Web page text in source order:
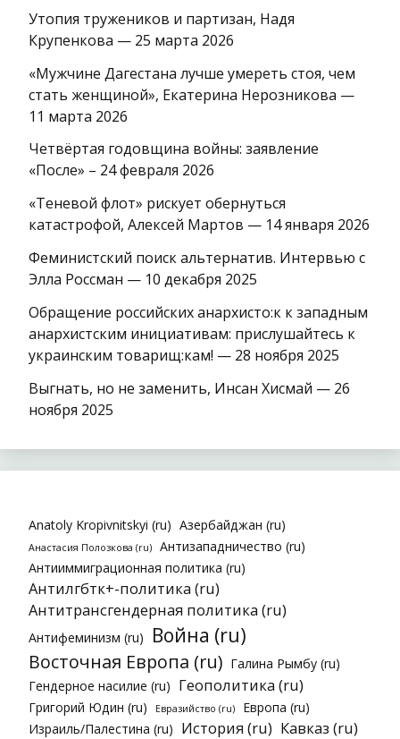
Утопия тружеников и партизан, Надя
Крупенкова — 25 марта 2026
«Мужчине Дагестана лучше умереть стоя, чем
стать женщиной», Екатерина Нерозникова —
11 марта 2026
Четвёртая годовщина войны: заявление
«После» – 24 февраля 2026
«Теневой флот» рискует обернуться
катастрофой, Алексей Мартов — 14 января 2026
Феминистский поиск альтернатив. Интервью с
Элла Россман — 10 декабря 2025
Обращение российских анархисто:к к западным
анархистским инициативам: прислушайтесь к
украинским товарищ:кам! — 28 ноября 2025
Выгнать, но не заменить, Инсан Хисмай — 26
ноября 2025
Anatoly Kropivnitskyi (ru) Азербайджан (ru)
Анастасия Полозкова (ru)
Антизападничество (ru)
Антииммиграционная политика (ru)
Антилгбтк+-политика (ru)
Антитрансгендерная политика (ru)
Антифеминизм (ru) Война (ru)
Восточная Европа (ru) Галина Рымбу (ru)
Гендерное насилие (ru) Геополитика (ru)
Григорий Юдин (ru) Евразийство (ru)
Европа (ru)
Израиль/Палестина (ru) История (ru) Кавказ (ru)